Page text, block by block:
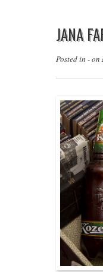
JANA
Posted in - on